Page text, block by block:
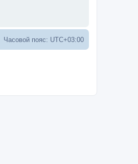
Часовой пояс: UTC+03:00